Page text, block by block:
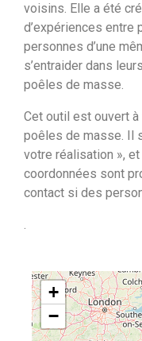
voisins. Elle a été
d’expériences entre
personnes d’une
s’entraider dans
poêles de masse.
Cet outil est ouvert
poêles de masse. Il
votre réalisation »,
coordonnées sont
contact si des
.
+
−